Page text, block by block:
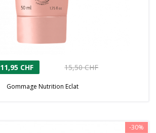
11,95 CHF 15,50 CHF
Gommage Nutrition Eclat
-30%